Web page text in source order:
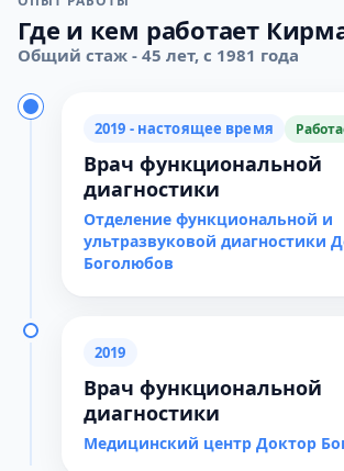
Где и кем работает
Общий стаж - 45 лет, с 1981 года
2019 - настоящее время
Врач функциональной
диагностики
Отделение функциональной и
ультразвуковой диагностики
Боголюбов
2019
Врач функциональной
диагностики
Медицинский центр Доктор